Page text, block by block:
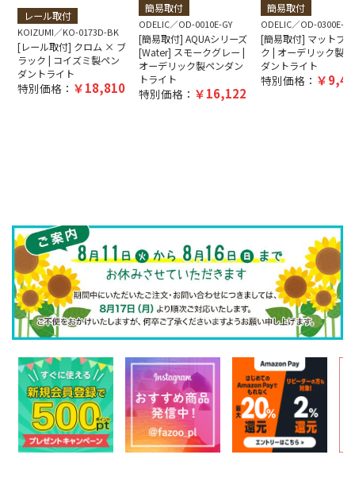
レール取付
KOIZUMI KO-0173D-BK
[レール取付] クロム × ブ
ラック | コイズミ製ペン
ダントライト
特別価格： 18,810
簡易取付
ODELIC OD-0010E-GY
[簡易取付] AQUAシリーズ
[Water] スモークグレー |
オーデリック製ペンダン
トライト
特別価格： 16,122
簡易取付
ODELIC OD-0300E-BK
[簡易取付] マットブ
ク | オーデリック製
ダントライト
特別価格：